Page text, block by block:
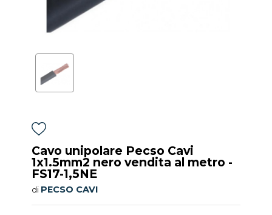
Cavo unipolare Pecso Cavi
1x1.5mm2 nero vendita al metro -
FS17-1,5NE
di PECSO CAVI